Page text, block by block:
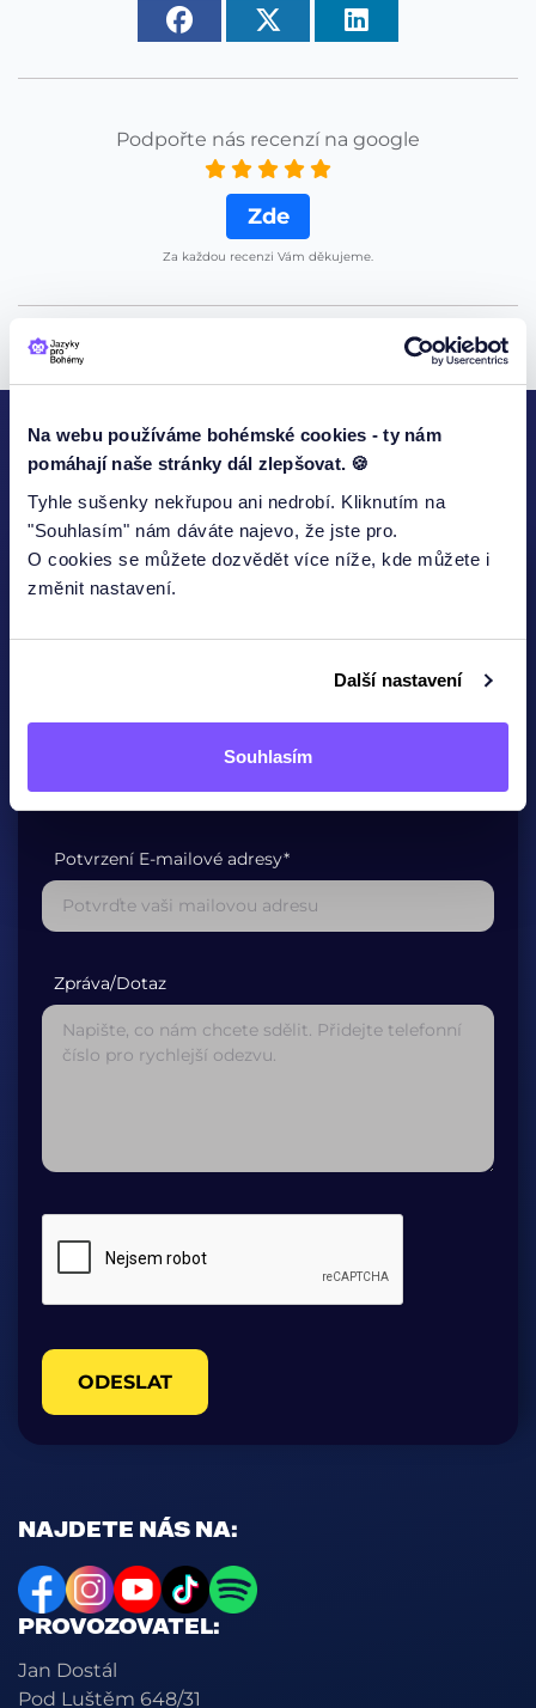
Na webu používáme bohémské cookies - ty nám
pomáhají naše stránky dál zlepšovat. 🍪
Tyhle sušenky nekřupou ani nedrobí. Kliknutím na
"Souhlasím" nám dáváte najevo, že jste pro.
O cookies se můžete dozvědět více níže, kde můžete i
změnit nastavení.
Další nastavení
Souhlasím
Podpořte nás recenzí na google
Zde
Za každou recenzi Vám děkujeme.
NAJDETE NÁS NA:
PROVOZOVATEL:
Jan Dostál
Pod Luštěm 648/31
KONTAKTUJTE NÁS
Potvrzení E-mailové adresy*
Zpráva/Dotaz
ODESLAT